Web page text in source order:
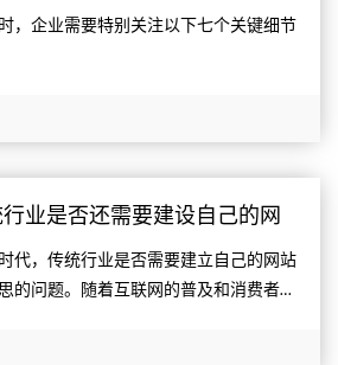
，企业需要特别关注以下七个关键细节
业是否还需要建设自己的网
站？
代，传统行业是否需要建立自己的网站
的问题。随着互联网的普及和消费者的